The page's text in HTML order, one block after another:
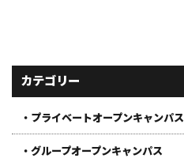
カテゴリー
・プライベートオープンキャンパス
・グループオープンキャンパス